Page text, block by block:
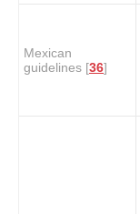
Mexican
guidelines [36]